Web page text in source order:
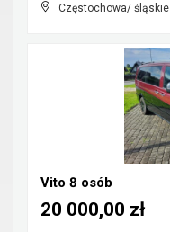
Częstochowa/ śląskie
Vito 8 osób
20 000,00 zł